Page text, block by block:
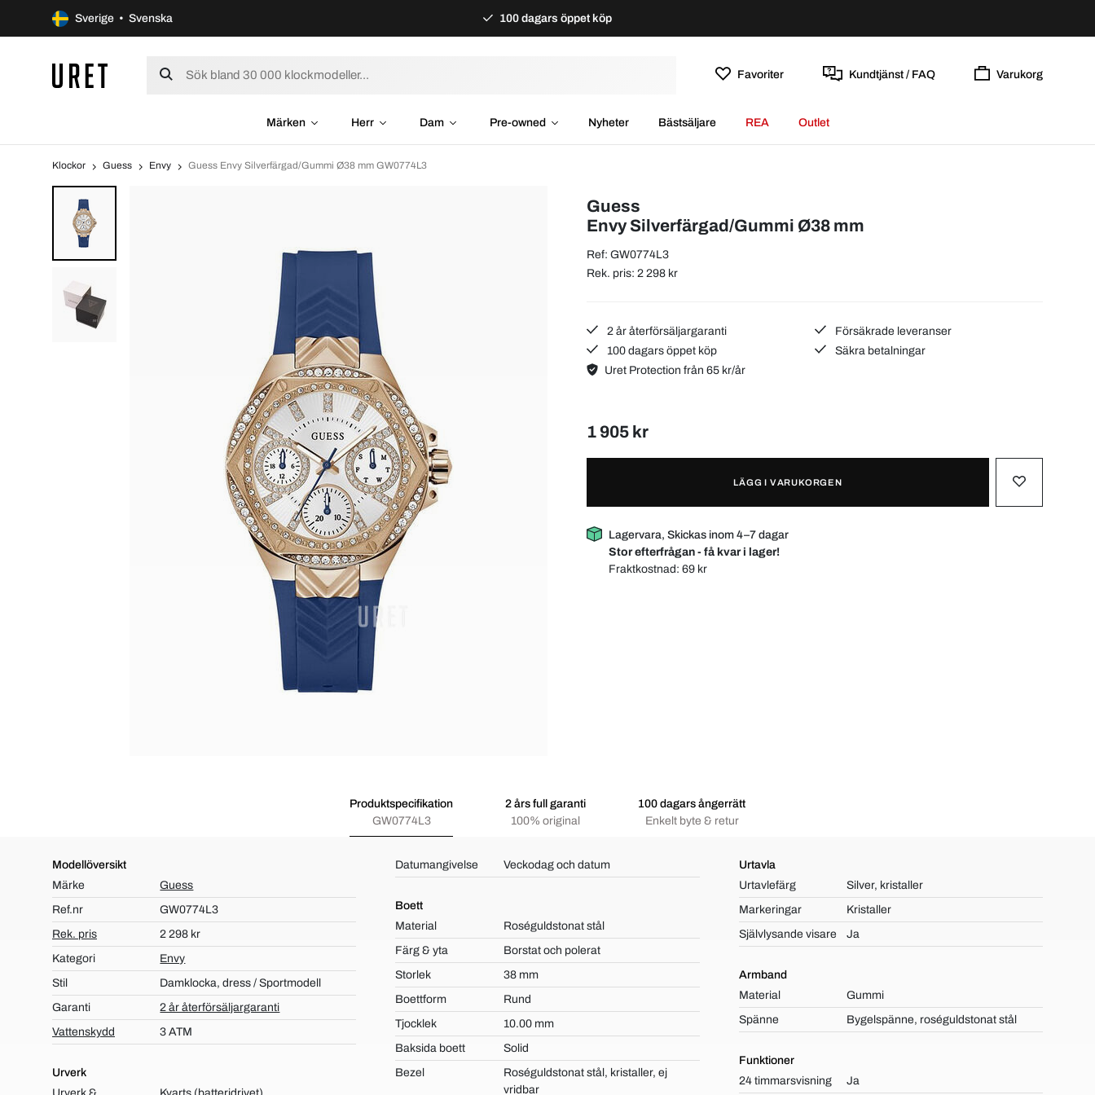
Sverige • Svenska 100 dagars öppet köp
Favoriter Kundtjänst / FAQ Varukorg
Märken Herr Dam Pre-owned Nyheter Bästsäljare REA Outlet
Klockor Guess Envy Guess Envy Silverfärgad/Gummi Ø38 mm GW0774L3
Guess
Envy Silverfärgad/Gummi Ø38 mm
Ref: GW0774L3
Rek. pris: 2 298 kr
2 år återförsäljargaranti
Försäkrade leveranser
100 dagars öppet köp
Säkra betalningar
Uret Protection från 65 kr/år
1 905 kr
LÄGG I VARUKORGEN
Lagervara, Skickas inom 4–7 dagar
Stor efterfrågan - få kvar i lager!
Fraktkostnad:69 kr
Produktspecifikation
GW0774L3
2 års full garanti
100% original
100 dagars ångerrätt
Enkelt byte & retur
Modellöversikt
Märke
Guess
Ref.nr
GW0774L3
Rek. pris
2 298 kr
Kategori
Envy
Stil
Damklocka, dress / Sportmodell
Garanti
2 år återförsäljargaranti
Vattenskydd
3 ATM
Urverk
Datumangivelse Veckodag och datum
Boett
Material
Roséguldstonat stål
Färg & yta
Borstat och polerat
Storlek
38 mm
Boettform
Rund
Tjocklek
10.00 mm
Baksida boett
Solid
Bezel
Roséguldstonat stål, kristaller, ej
vridbar
Urtavla
Urtavlefärg
Silver, kristaller
Markeringar
Kristaller
Självlysande visare
Ja
Armband
Material
Gummi
Spänne
Bygelspänne, roséguldstonat stål
Funktioner
24 timmarsvisning
Ja